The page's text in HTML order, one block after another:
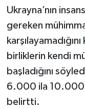
Ukrayna’nın
gereken
birliklerin kendi
başladığını
6.000 ila 10.000
belirtti.